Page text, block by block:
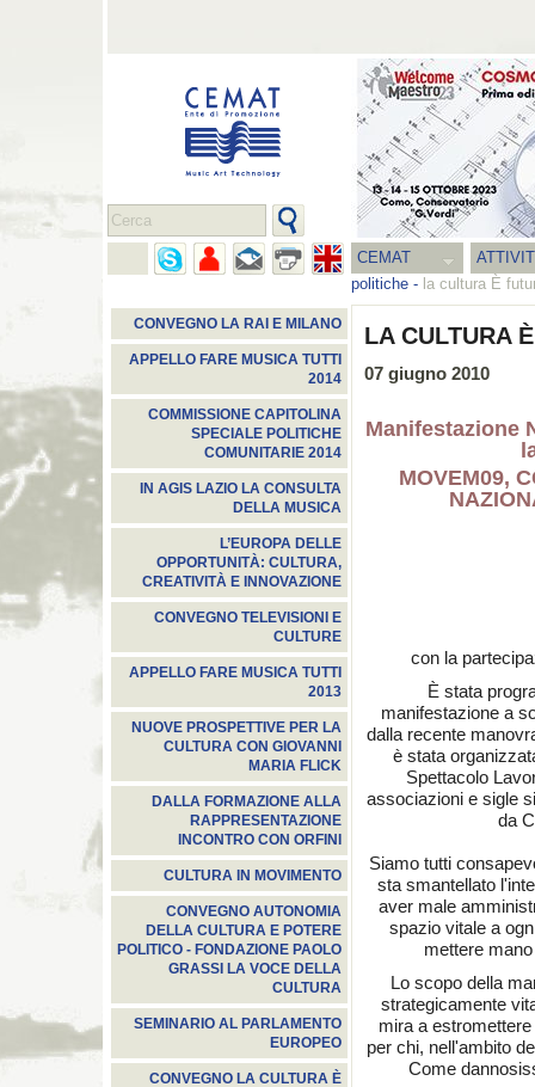
CEMAT
politiche - la cultura È
CONVEGNO LA RAI E MILANO
APPELLO FARE MUSICA TUTTI
2014
COMMISSIONE CAPITOLINA
SPECIALE POLITICHE
COMUNITARIE 2014
IN AGIS LAZIO LA CONSULTA
DELLA MUSICA
L’EUROPA DELLE
OPPORTUNITÀ: CULTURA,
CREATIVITÀ E INNOVAZIONE
CONVEGNO TELEVISIONI E
CULTURE
APPELLO FARE MUSICA TUTTI
2013
NUOVE PROSPETTIVE PER LA
CULTURA CON GIOVANNI
MARIA FLICK
DALLA FORMAZIONE ALLA
RAPPRESENTAZIONE
INCONTRO CON ORFINI
CULTURA IN MOVIMENTO
CONVEGNO AUTONOMIA
DELLA CULTURA E POTERE
POLITICO - FONDAZIONE PAOLO
GRASSI LA VOCE DELLA
CULTURA
SEMINARIO AL PARLAMENTO
EUROPEO
CONVEGNO LA CULTURA È
LA CULTURA
07 giugno 2010
Manifestazione
MOVEM09,
con la
È stata
manifestazione a
dalla recente
è stata
Spettacolo
associazioni e sigle
da
Siamo tutti
sta smantellato
aver male
spazio vitale a
mettere
Lo scopo della
strategicamente
mira a
per chi, nell'ambito
Come